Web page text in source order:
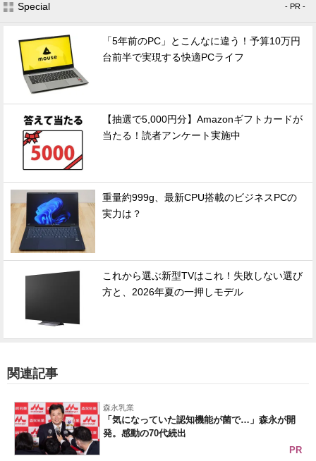
Special - PR -
「5年前のPC」とこんなに違う！予算10万円
台前半で実現する快適PCライフ
【抽選で5,000円分】Amazonギフトカードが
当たる！読者アンケート実施中
重量約999g、最新CPU搭載のビジネスPCの
実力は？
これから選ぶ新型TVはこれ！失敗しない選び
方と、2026年夏の一押しモデル
関連記事
森永乳業
「気になっていた認知機能が菌で…」森永が開
発。感動の70代続出
PR